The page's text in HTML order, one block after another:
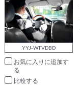
YYJ-WTVDBD
お気に入りに追加
比較